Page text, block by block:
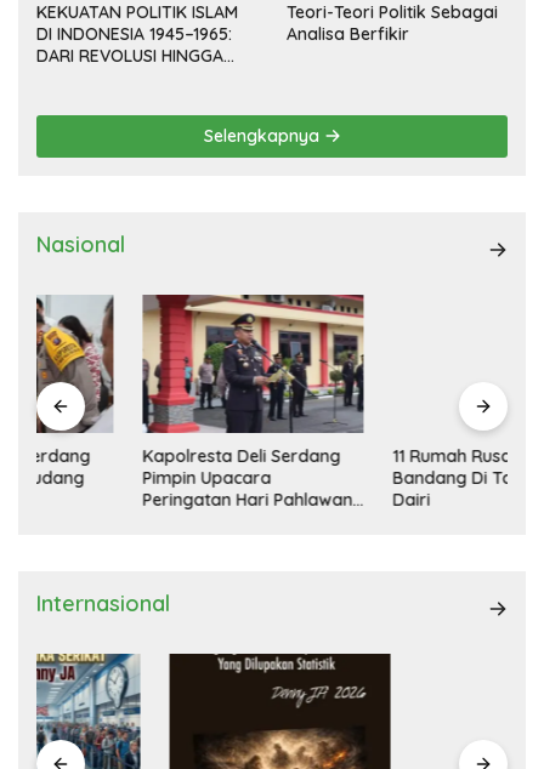
KEKUATAN POLITIK ISLAM
DI INDONESIA 1945–1965:
DARI REVOLUSI HINGGA
Teori-Teori Politik Sebagai
Analisa Berfikir
Selengkapnya
Nasional
Kapolresta Deli Serdang
Pimpin Upacara
Peringatan Hari Pahlawan
11 Rumah Rusak Diterjang
Bandang Di Tanah Pinem
Dairi
Internasional